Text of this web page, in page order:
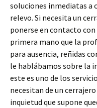
soluciones inmediatas a
relevo. Si necesita un
ponerse en contacto
primera mano que la
para ausencia, reñidas
le hablábamos sobre la
este es uno de los
necesitan de un
inquietud que supone